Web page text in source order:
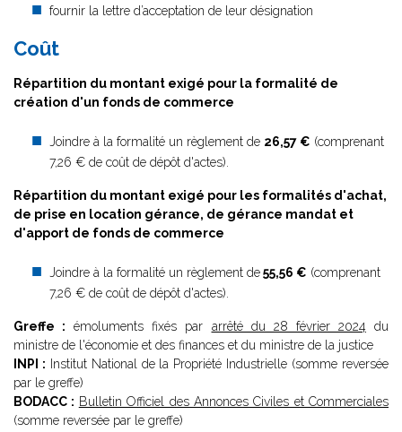
fournir la lettre d’acceptation de leur désignation
Coût
Répartition du montant exigé pour la formalité de
création d'un fonds de commerce
Joindre à la formalité un règlement de 26,57 € (comprenant
7,26 € de coût de dépôt d'actes).
Répartition du montant exigé pour les formalités d'achat,
de prise en location gérance, de gérance mandat et
d'apport de fonds de commerce
Joindre à la formalité un règlement de55,56 € (comprenant
7,26 € de coût de dépôt d'actes).
Greffe : émoluments fixés par arrêté du 28 février 2024 du
ministre de l'économie et des finances et du ministre de la justice
INPI : Institut National de la Propriété Industrielle (somme reversée
par le greffe)
BODACC : Bulletin Officiel des Annonces Civiles et Commerciales
(somme reversée par le greffe)